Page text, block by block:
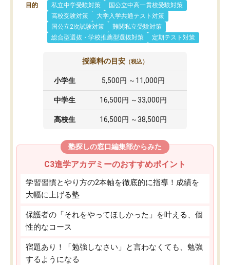
目的 私立中学受験対策
国公立中高一貫校受験対策
高校受験対策
大学入学共通テスト対策
国公立2次試験対策
難関私立受験対策
総合型選抜・学校推薦型選抜対策
定期テスト対策
授業料の目安 （税込）
小学生 5,500円 ～11,000円
中学生 16,500円 ～33,000円
高校生 16,500円 ～38,500円
塾探しの窓口編集部からみた
C3進学アカデミーのおすすめポイント
学習習慣とやり方の2本軸を徹底的に指導！成績を
大幅に上げる塾
保護者の「それをやってほしかった」を叶える、個
性的なコース
宿題あり！「勉強しなさい」と言わなくても、勉強
するようになる